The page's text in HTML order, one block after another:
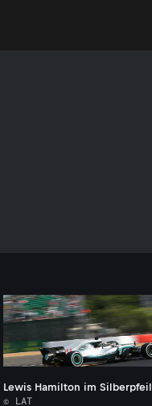
Lewis Hamilton im Silberpfeil
© LAT